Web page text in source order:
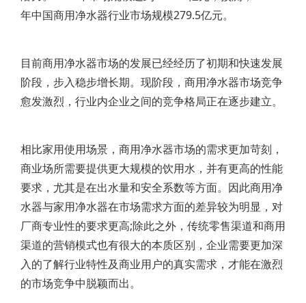
年中国商用净水器行业市场规模279.5亿元。
目前商用净水器市场的发展已经经历了初期和快速发展
阶段，步入稳步增长期。现阶段，商用净水器市场竞争
愈发激烈，行业内企业之间的竞争格局正在逐步建立。
相比家用使用场景，商用净水器市场的需求更加苛刻，
商业场所需要提供更大规模的饮用水，并有更高的性能
要求，尤其是在出水量和安全系数等方面。因此商用净
水器与家用净水器在市场需求方面的差异较为明显，对
厂商专业性的要求更高;除此之外，传统零售渠道和商用
渠道的营销模式也有很大的本质区别，企业需要更加深
入的了解行业特性及商业用户的真实需求，才能在激烈
的市场竞争中脱颖而出。